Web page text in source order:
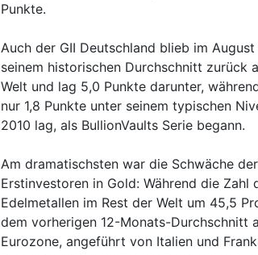
Punkte.
Auch der GII Deutschland blieb im
seinem historischen Durchschnitt zurück
Welt und lag 5,0 Punkte darunter,
nur 1,8 Punkte unter seinem typischen
2010 lag, als BullionVaults Serie begann.
Am dramatischsten war die Schwäche
Erstinvestoren in Gold: Während die Zahl
Edelmetallen im Rest der Welt um 45,5
dem vorherigen 12-Monats-Durchschnitt
Eurozone, angeführt von Italien und